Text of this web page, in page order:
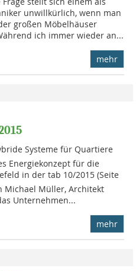
unwillkürlich, wenn man
großen Möbelhäuser
ich immer wieder an...
mehr
Systeme für Quartiere 
Energiekonzept für die
in der tab 10/2015 (Seite
Michael Müller, Architekt
Unternehmen...
mehr